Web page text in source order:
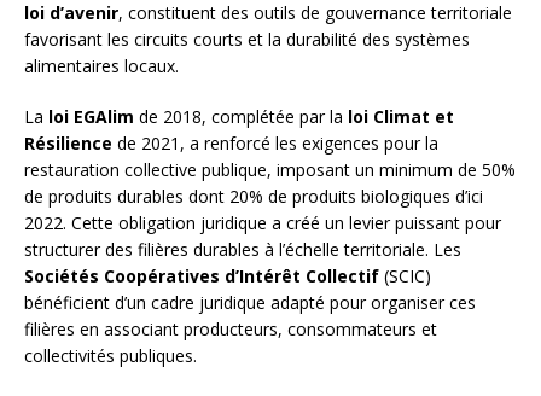
loi d’avenir, constituent des outils de gouvernance territoriale
favorisant les circuits courts et la durabilité des systèmes
alimentaires locaux.
La loi EGAlim de 2018, complétée par la loi Climat et
Résilience de 2021, a renforcé les exigences pour la
restauration collective publique, imposant un minimum de 50%
de produits durables dont 20% de produits biologiques d’ici
2022. Cette obligation juridique a créé un levier puissant pour
structurer des filières durables à l’échelle territoriale. Les
Sociétés Coopératives d’Intérêt Collectif (SCIC)
bénéficient d’un cadre juridique adapté pour organiser ces
filières en associant producteurs, consommateurs et
collectivités publiques.